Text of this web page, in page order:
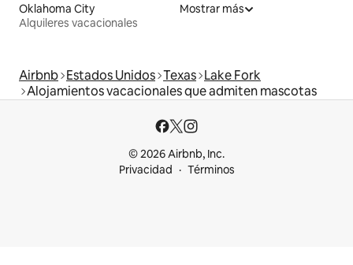
Oklahoma City
Alquileres vacacionales
Mostrar más
Airbnb Estados Unidos Texas Lake Fork
Alojamientos vacacionales que admiten mascotas
© 2026 Airbnb, Inc.
Privacidad
Términos